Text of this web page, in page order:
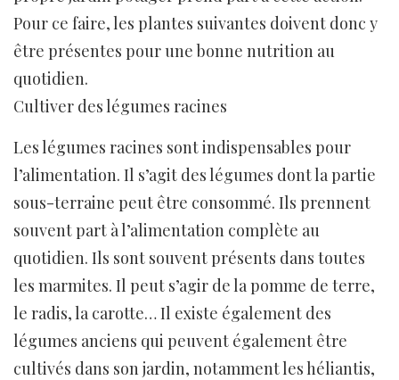
Pour ce faire, les plantes suivantes doivent donc y
être présentes pour une bonne nutrition au
quotidien.
Cultiver des légumes racines
Les légumes racines sont indispensables pour
l’alimentation. Il s’agit des légumes dont la partie
sous-terraine peut être consommé. Ils prennent
souvent part à l’alimentation complète au
quotidien. Ils sont souvent présents dans toutes
les marmites. Il peut s’agir de la pomme de terre,
le radis, la carotte… Il existe également des
légumes anciens qui peuvent également être
cultivés dans son jardin, notamment les héliantis,